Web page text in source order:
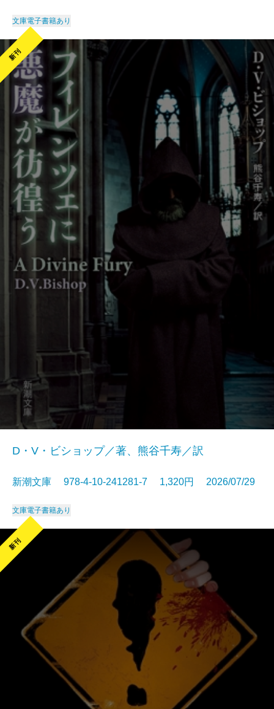
文庫電子書籍あり
新刊
D・V・ビショップ／著、熊谷千寿／訳
新潮文庫 978-4-10-241281-7 1,320円 2026/07/29
文庫電子書籍あり
新刊